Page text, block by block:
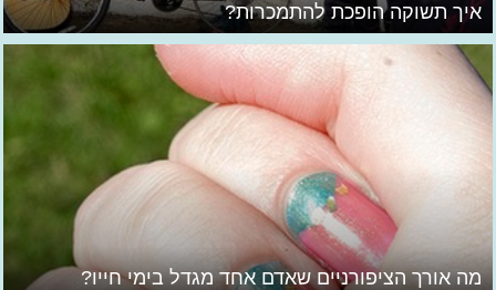
איך תשוקה הופכת להתמכרות?
מה אורך הציפורניים שאדם אחד מגדל בימי חייו?